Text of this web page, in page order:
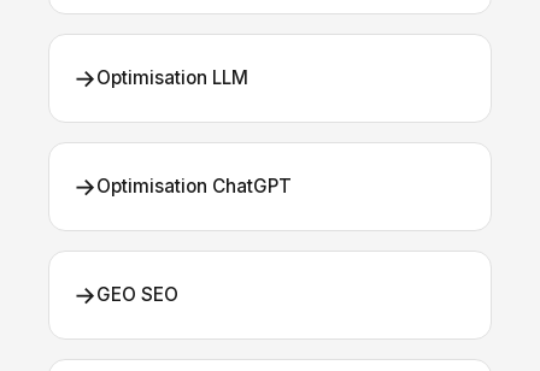
→Optimisation LLM
→Optimisation ChatGPT
→GEO SEO